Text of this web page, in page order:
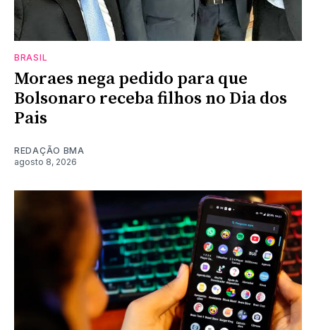
BRASIL
Moraes nega pedido para que
Bolsonaro receba filhos no Dia dos
Pais
REDAÇÃO BMA
agosto 8, 2026